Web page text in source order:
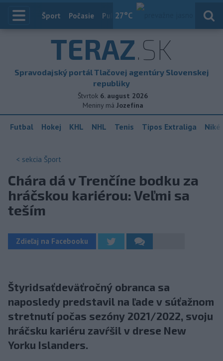
27°C
Index
Šport Počasie Publicistika
TERAZ.SK
Spravodajský portál Tlačovej agentúry Slovenskej
republiky
Štvrtok 6. august 2026
Meniny má Jozefína
Futbal Hokej KHL NHL Tenis Tipos Extraliga
< sekcia Šport
Chára dá v Trenčíne bodku za
hráčskou kariérou: Veľmi sa
teším
Zdieľaj na Facebooku
Štyridsaťdeväťročný obranca sa
naposledy predstavil na ľade v súťažnom
stretnutí počas sezóny 2021/2022, svoju
hráčsku kariéru zavŕšil v drese New
Yorku Islanders.